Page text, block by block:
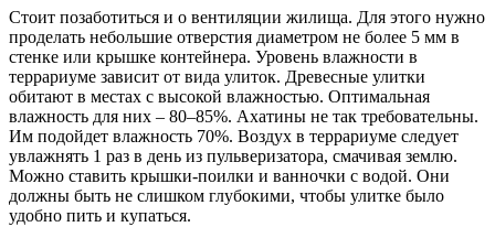
Стоит позаботиться и о вентиляции жилища. Для этого нужно
проделать небольшие отверстия диаметром не более 5 мм в
стенке или крышке контейнера. Уровень влажности в
террариуме зависит от вида улиток. Древесные улитки
обитают в местах с высокой влажностью. Оптимальная
влажность для них – 80–85%. Ахатины не так требовательны.
Им подойдет влажность 70%. Воздух в террариуме следует
увлажнять 1 раз в день из пульверизатора, смачивая землю.
Можно ставить крышки-поилки и ванночки с водой. Они
должны быть не слишком глубокими, чтобы улитке было
удобно пить и купаться.